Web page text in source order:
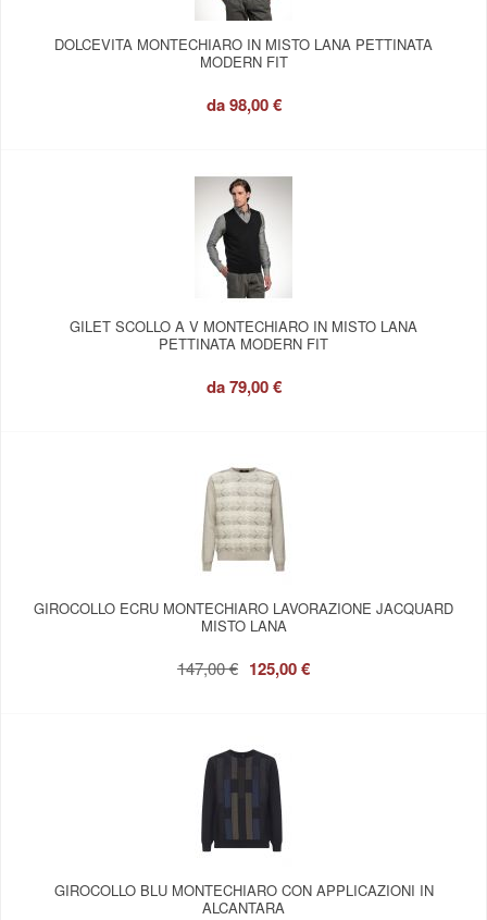
DOLCEVITA MONTECHIARO IN MISTO LANA PETTINATA
MODERN FIT
da98,00 €
GILET SCOLLO A V MONTECHIARO IN MISTO LANA
PETTINATA MODERN FIT
da79,00 €
GIROCOLLO ECRU MONTECHIARO LAVORAZIONE JACQUARD
MISTO LANA
147,00 € 125,00 €
GIROCOLLO BLU MONTECHIARO CON APPLICAZIONI IN
ALCANTARA